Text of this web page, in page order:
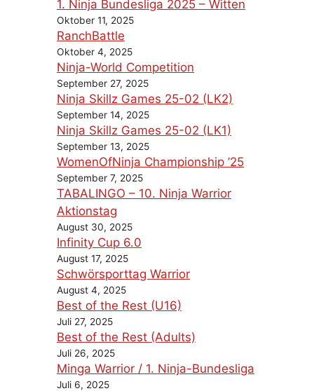
1. Ninja Bundesliga 2025 – Witten
Oktober 11, 2025
RanchBattle
Oktober 4, 2025
Ninja-World Competition
September 27, 2025
Ninja Skillz Games 25-02 (LK2)
September 14, 2025
Ninja Skillz Games 25-02 (LK1)
September 13, 2025
WomenOfNinja Championship ’25
September 7, 2025
TABALINGO – 10. Ninja Warrior
Aktionstag
August 30, 2025
Infinity Cup 6.0
August 17, 2025
Schwörsporttag Warrior
August 4, 2025
Best of the Rest (U16)
Juli 27, 2025
Best of the Rest (Adults)
Juli 26, 2025
Minga Warrior / 1. Ninja-Bundesliga
Juli 6, 2025